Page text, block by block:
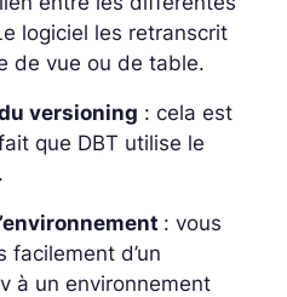
logiciel les retranscrit
de vue ou de table.
versioning : cela est
que DBT utilise le
.
: vous
facilement d’un
à un environnement